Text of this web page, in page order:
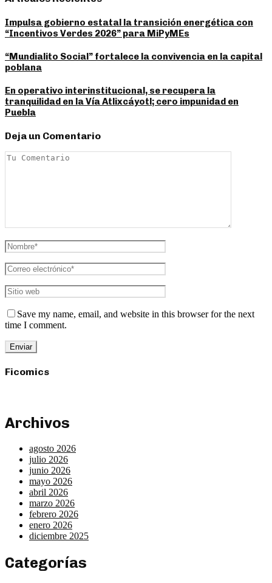
Impulsa gobierno estatal la transición energética con
“Incentivos Verdes 2026” para MiPyMEs
“Mundialito Social” fortalece la convivencia en la capital
poblana
En operativo interinstitucional, se recupera la
tranquilidad en la Vía Atlixcáyotl; cero impunidad en
Puebla
Deja un Comentario
Save my name, email, and website in this browser for the next
time I comment.
Ficomics
Archivos
agosto 2026
julio 2026
junio 2026
mayo 2026
abril 2026
marzo 2026
febrero 2026
enero 2026
diciembre 2025
Categorías